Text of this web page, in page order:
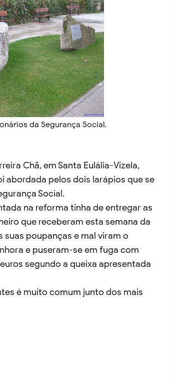
da Segurança Social.
Chã, em Santa Eulália-Vizela,
abordada pelos dois larápios que se
Social.
na reforma tinha de entregar as
que receberam esta semana da
suas poupanças e mal viram o
e puseram-se em fuga com
segundo a queixa apresentada
é muito comum junto dos mais